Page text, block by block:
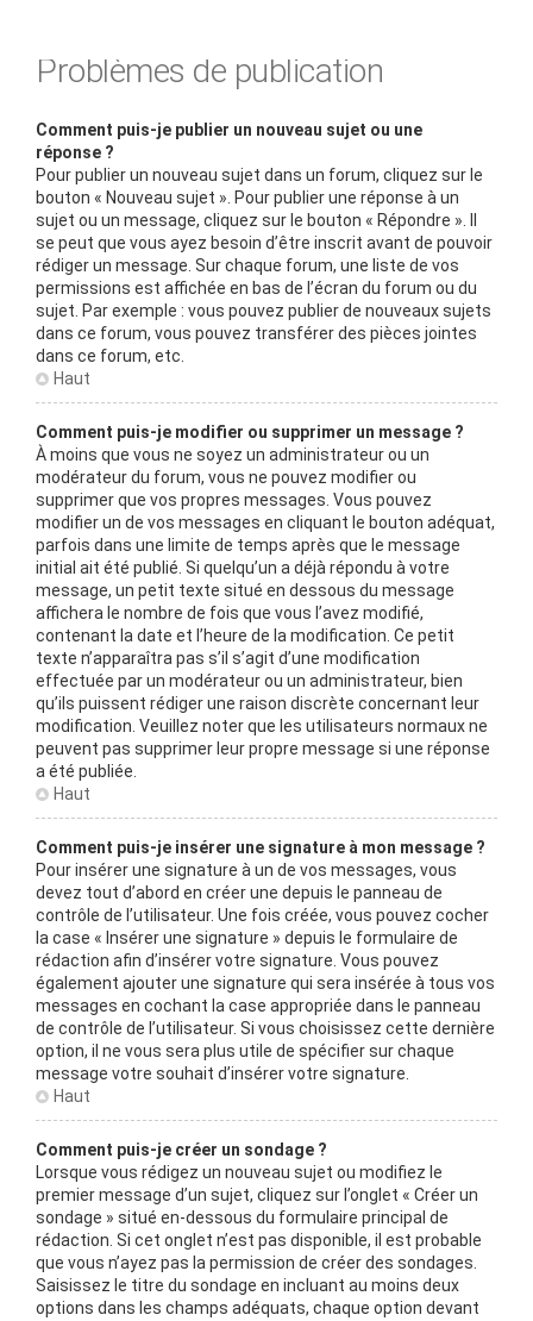
Problèmes de publication
Comment puis-je publier un nouveau sujet ou une
réponse ?
Pour publier un nouveau sujet dans un forum, cliquez sur le
bouton « Nouveau sujet ». Pour publier une réponse à un
sujet ou un message, cliquez sur le bouton « Répondre ». Il
se peut que vous ayez besoin d’être inscrit avant de pouvoir
rédiger un message. Sur chaque forum, une liste de vos
permissions est affichée en bas de l’écran du forum ou du
sujet. Par exemple : vous pouvez publier de nouveaux sujets
dans ce forum, vous pouvez transférer des pièces jointes
dans ce forum, etc.
Haut
Comment puis-je modifier ou supprimer un message ?
À moins que vous ne soyez un administrateur ou un
modérateur du forum, vous ne pouvez modifier ou
supprimer que vos propres messages. Vous pouvez
modifier un de vos messages en cliquant le bouton adéquat,
parfois dans une limite de temps après que le message
initial ait été publié. Si quelqu’un a déjà répondu à votre
message, un petit texte situé en dessous du message
affichera le nombre de fois que vous l’avez modifié,
contenant la date et l’heure de la modification. Ce petit
texte n’apparaîtra pas s’il s’agit d’une modification
effectuée par un modérateur ou un administrateur, bien
qu’ils puissent rédiger une raison discrète concernant leur
modification. Veuillez noter que les utilisateurs normaux ne
peuvent pas supprimer leur propre message si une réponse
a été publiée.
Haut
Comment puis-je insérer une signature à mon message ?
Pour insérer une signature à un de vos messages, vous
devez tout d’abord en créer une depuis le panneau de
contrôle de l’utilisateur. Une fois créée, vous pouvez cocher
la case « Insérer une signature » depuis le formulaire de
rédaction afin d’insérer votre signature. Vous pouvez
également ajouter une signature qui sera insérée à tous vos
messages en cochant la case appropriée dans le panneau
de contrôle de l’utilisateur. Si vous choisissez cette dernière
option, il ne vous sera plus utile de spécifier sur chaque
message votre souhait d’insérer votre signature.
Haut
Comment puis-je créer un sondage ?
Lorsque vous rédigez un nouveau sujet ou modifiez le
premier message d’un sujet, cliquez sur l’onglet « Créer un
sondage » situé en-dessous du formulaire principal de
rédaction. Si cet onglet n’est pas disponible, il est probable
que vous n’ayez pas la permission de créer des sondages.
Saisissez le titre du sondage en incluant au moins deux
options dans les champs adéquats, chaque option devant